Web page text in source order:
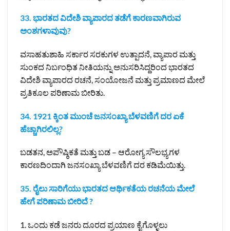
33. ಭಾರತದ ವಿದೇಶಿ ವ್ಯಾಪಾರದ ತಡೆಗೆ ಕಾರಣವಾಗಿರುವ
ಅಂಶಗಳಾವುವು?
ವಸಾಹತುಶಾಹಿ ಸರ್ಕಾರ ಸರಕುಗಳ ಉತ್ಪಾದನೆ, ವ್ಯಾಪಾರ ಮತ್ತು
ಸುಂಕದ ನಿರ್ಬಂಧಿತ ನೀತಿಯನ್ನು ಅನುಸರಿಸಿದ್ದರಿಂದ ಭಾರತದ
ವಿದೇಶಿ ವ್ಯಾಪಾರದ ರಚನೆ, ಸಂಯೋಜನೆ ಮತ್ತು ಪ್ರಮಾಣದ ಮೇಲೆ
ಪ್ರತಿಕೂಲ ಪರಿಣಾಮ ಬೀರಿತು.
34. 1921 ಕ್ಕಿಂತ ಮುಂಚೆ ಜನಸಂಖ್ಯಾ ಬೆಳವಣಿಗೆ ದರ ಏಕೆ
ಹೆಚ್ಚಾಗಿರಲಿಲ್ಲ?
ಬಡತನ, ಅಪೌಷ್ಠಿಕತೆ ಮತ್ತು ಬಡ – ಆರೋಗ್ಯ ಸೌಲಭ್ಯಗಳ
ಕಾರಣದಿಂದಾಗಿ ಜನಸಂಖ್ಯಾ ಬೆಳವಣಿಗೆ ದರ ಕಡಿಮೆಯಿತ್ತು.
35. ರೈಲು ಸಾರಿಗೆಯು ಭಾರತದ ಆರ್ಥಿಕತೆಯ ರಚನೆಯ ಮೇಲೆ
ಹೇಗೆ ಪರಿಣಾಮ ಬೀರಿದೆ ?
1. ಒಂದು ಕಡೆ ಜನರು ದೂರದ ಪ್ರಯಾಣ ಕೈಗೊಳ್ಳಲು